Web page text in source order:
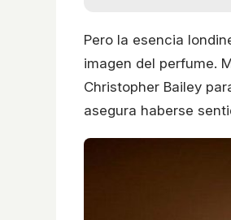
Pero la esencia
imagen del perfume.
Christopher Bailey
asegura haberse